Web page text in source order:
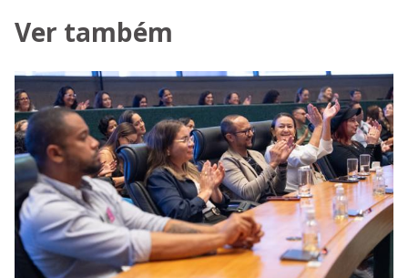
Ver também